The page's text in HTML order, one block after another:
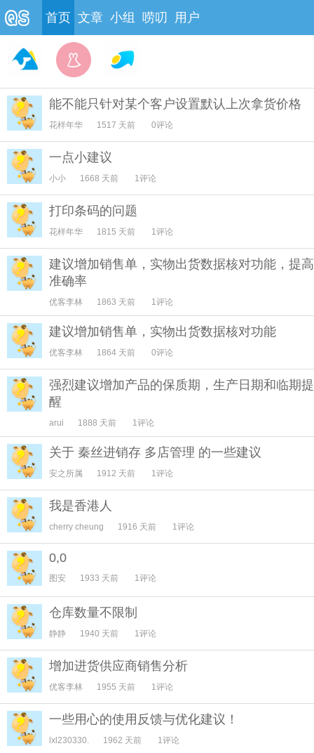
首页 文章 小组 唠叨 用户
能不能只针对某个客户设置默认上次拿货价格
花样年华 1517 天前 0评论
一点小建议
小小 1668 天前 1评论
打印条码的问题
花样年华 1815 天前 1评论
建议增加销售单，实物出货数据核对功能，提高
准确率
优客李林 1863 天前 1评论
建议增加销售单，实物出货数据核对功能
优客李林 1864 天前 0评论
强烈建议增加产品的保质期，生产日期和临期提
醒
arui 1888 天前 1评论
关于 秦丝进销存 多店管理 的一些建议
安之所属 1912 天前 1评论
我是香港人
cherry cheung 1916 天前 1评论
0,0
图安 1933 天前 1评论
仓库数量不限制
静静 1940 天前 1评论
增加进货供应商销售分析
优客李林 1955 天前 1评论
一些用心的使用反馈与优化建议！
lxl230330. 1962 天前 1评论